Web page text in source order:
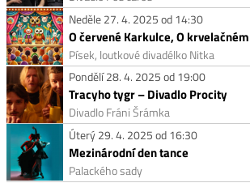
Neděle 27. 4. 2025 od 14:30
O červené Karkulce, O
Písek, loutkové divadélko Nitka
Pondělí 28. 4. 2025 od 19:00
Tracyho tygr – Divadlo Procity
Divadlo Fráni Šrámka
Úterý 29. 4. 2025 od 16:30
Mezinárodní den tance
Palackého sady